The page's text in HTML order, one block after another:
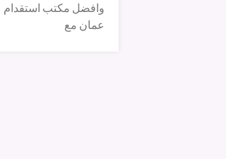
وافضل مكتب استقدام
عمان مع